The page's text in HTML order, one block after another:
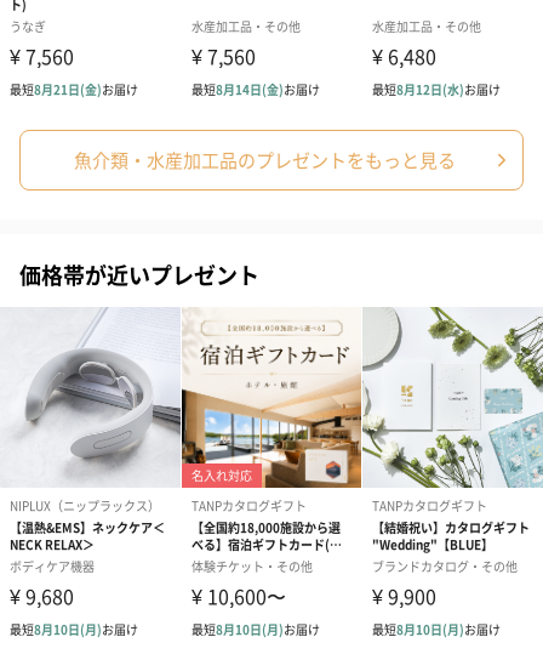
カニ足の剥き身と違い殻付きのまま足だけ瞬間凍結をかけて1キロ
づつ丁寧に箱詰めしておりますので、
で、様々なシーンで活用いただけること間違いなしです！
まとめて購入して一度に食べきれなくても、食べたい分だけ解凍
し、残りの分は冷凍庫に保管いただければ
ゆっくり3ヵ月好きなときに好きな分づつ解凍しながらお召し上が
りいただくことも可能です。
ご自宅用にはもちろん、贈り物にも、、
ピチピチ新鮮な海の幸を最高の鮮度を維持したままご家庭で贅沢
に味わいませんか。
『いつも頑張っている自分へのご褒美に、、』
『大切な方へのお祝いの贈り物に、、』
魚介類・水産加工品のプレゼントをもっと見る
価格帯が近いプレゼント